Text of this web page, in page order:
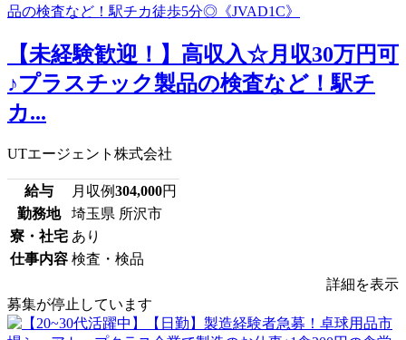
【未経験歓迎！】高収入☆月収30万円可
♪プラスチック製品の検査など！駅チ
カ...
UTエージェント株式会社
給与 月収例304,000円
勤務地
埼玉県 所沢市
寮・社宅 あり
仕事内容 検査・検品
詳細を表示
募集が停止しています